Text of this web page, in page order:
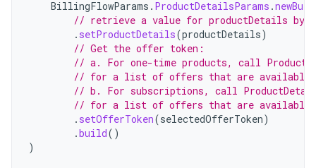
BillingFlowParams . ProductDetailsParams .
// retrieve a value for productDetails by
. setProductDetails(productDetails)
// Get the offer token:
// a. For one-time products, call
// for a list of offers that are available
// b. For subscriptions, call
// for a list of offers that are available
. setOfferToken(selectedOfferToken)
.build()
)